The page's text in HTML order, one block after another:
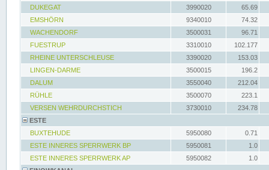
DUKEGAT
3990020
65.69
EMSHÖRN
9340010
74.32
WACHENDORF
3500031
96.71
FUESTRUP
3310010
102.177
RHEINE UNTERSCHLEUSE
3390020
153.03
LINGEN-DARME
3500015
196.2
DALUM
3550040
212.04
RÜHLE
3500070
223.1
VERSEN WEHRDURCHSTICH
3730010
234.78
ESTE
BUXTEHUDE
5950080
0.71
ESTE INNERES SPERRWERK BP
5950081
1.0
ESTE INNERES SPERRWERK AP
5950082
1.0